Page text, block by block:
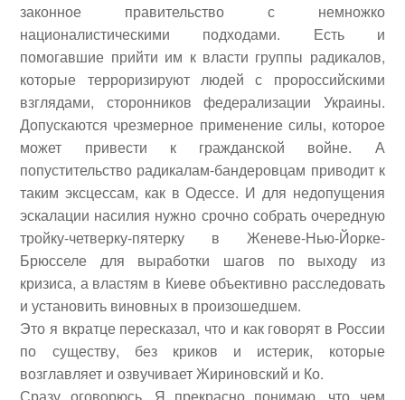
законное правительство с немножко
националистическими подходами. Есть и
помогавшие прийти им к власти группы радикалов,
которые терроризируют людей с пророссийскими
взглядами, сторонников федерализации Украины.
Допускаются чрезмерное применение силы, которое
может привести к гражданской войне. А
попустительство радикалам-бандеровцам приводит к
таким эксцессам, как в Одессе. И для недопущения
эскалации насилия нужно срочно собрать очередную
тройку-четверку-пятерку в Женеве-Нью-Йорке-
Брюсселе для выработки шагов по выходу из
кризиса, а властям в Киеве объективно расследовать
и установить виновных в произошедшем.
Это я вкратце пересказал, что и как говорят в России
по существу, без криков и истерик, которые
возглавляет и озвучивает Жириновский и Ко.